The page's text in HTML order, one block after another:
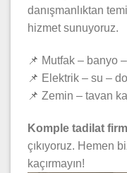
danışmanlıktan
hizmet sunuyoruz.
📌 Mutfak – banyo
📌 Elektrik – su –
📌 Zemin – tavan
Komple tadilat
çıkıyoruz. Hemen
kaçırmayın!